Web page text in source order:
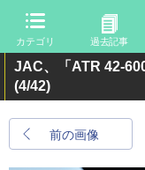
カテゴリ 過去記事
JAC、「ATR 42-
(4/42)
前の画像